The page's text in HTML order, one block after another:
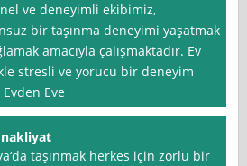
ve deneyimli ekibimiz,
bir taşınma deneyimi yaşatmak
amacıyla çalışmaktadır. Ev
stresli ve yorucu bir deneyim
Eve
taşınmak herkes için zorlu bir